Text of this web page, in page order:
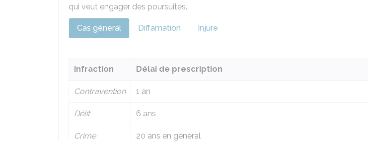
qui veut engager des poursuites.
Cas général Diffamation Injure
Infraction Délai de prescription
Contravention 1 an
Délit 6 ans
Crime
20 ans en général